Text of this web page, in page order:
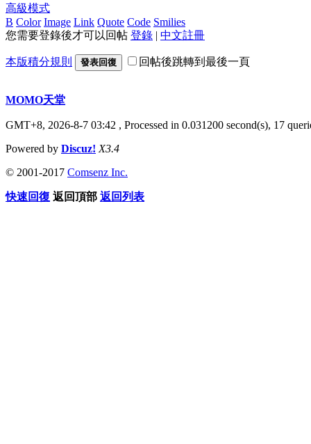
高級模式
B Color Image Link Quote Code Smilies
您需要登錄後才可以回帖 登錄 | 中文註冊
本版積分規則 發表回復 回帖後跳轉到最後一頁
MOMO天堂
GMT+8, 2026-8-7 03:42 , Processed in 0.031200 second(s), 17
Powered by Discuz! X3.4
© 2001-2017 Comsenz Inc.
快速回復 返回頂部 返回列表